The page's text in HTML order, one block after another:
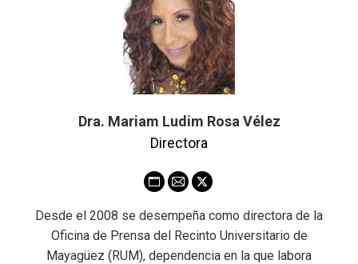
Dra. Mariam Ludim Rosa Vélez
Directora
Desde el 2008 se desempeña como directora de la
Oficina de Prensa del Recinto Universitario de
Mayagüez (RUM), dependencia en la que labora
Personal
blog
/
website
E-
mail
X